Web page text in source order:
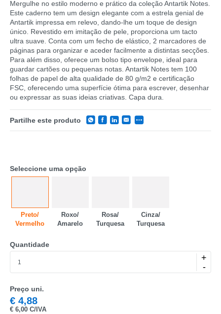
Mergulhe no estilo moderno e prático da coleção Antartik Notes.
Este caderno tem um design elegante com a estrela genial de
Antartik impressa em relevo, dando-lhe um toque de design
único. Revestido em imitação de pele, proporciona um tacto
ultra suave. Conta com um fecho de elástico, 2 marcadores de
páginas para organizar e aceder facilmente a distintas secções.
Para além disso, oferece um bolso tipo envelope, ideal para
guardar cartões ou pequenas notas. Antartik Notes tem 100
folhas de papel de alta qualidade de 80 g/m2 e certificação
FSC, oferecendo uma superfície ótima para escrever, desenhar
ou expressar as suas ideias criativas. Capa dura.
Partilhe este produto
Seleccione uma opção
Preto/​
Vermelho
Roxo/​
Amarelo
Rosa/​
Turquesa
Cinza/​
Turquesa
Quantidade
+
-
Preço uni.
€ 4,88
€ 6,00 C/IVA
REF
EAN